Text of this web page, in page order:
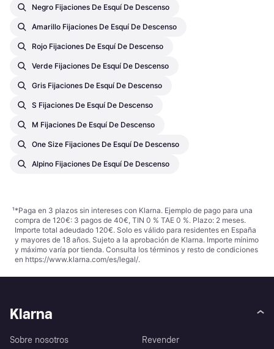
Negro Fijaciones De Esquí De Descenso
Amarillo Fijaciones De Esquí De Descenso
Rojo Fijaciones De Esquí De Descenso
Verde Fijaciones De Esquí De Descenso
Gris Fijaciones De Esquí De Descenso
S Fijaciones De Esquí De Descenso
M Fijaciones De Esquí De Descenso
One Size Fijaciones De Esquí De Descenso
Alpino Fijaciones De Esquí De Descenso
¹*Paga en 3 plazos sin intereses con Klarna. Ejemplo de pago para una
compra de 120€: 3 pagos de 40€, TIN 0 % TAE 0 %. Plazo: 2 meses.
Importe total adeudado 120€. Solo es válido para residentes en España
y mayores de 18 años. Sujeto a la aprobación de Klarna. Importe mínimo
y máximo varía por tienda. Consulta los términos y resto de condiciones
en https://www.klarna.com/es/legal/.
Klarna
Sobre nosotros
Revender